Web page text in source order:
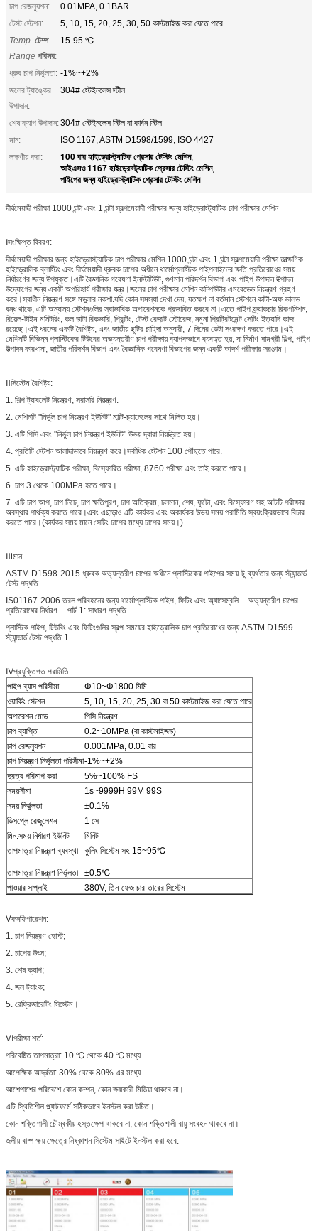
চাপ রেজল্যুশন:
0.01MPA, 0.1BAR
টেস্ট স্টেশন:
5, 10, 15, 20, 25, 30, 50 কাস্টমাইজ করা যেতে পারে
Temp. টেম্প
Range পরিসর:
15-95 ℃
ধ্রুব চাপ নির্ভুলতা: -1%~+2%
জলের ট্যাঙ্কের
উপাদান:
304# স্টেইনলেস স্টীল
শেষ ক্যাপ উপাদান:304# স্টেইনলেস স্টিল বা কার্বন স্টিল
মান:
ISO 1167, ASTM D1598/1599, ISO 4427
লক্ষণীয় করা:
100 বার হাইড্রোস্ট্যাটিক প্রেসার টেস্টিং মেশিন,
আইএসও 1167 হাইড্রোস্ট্যাটিক প্রেসার টেস্টিং মেশিন,
পাইপের জন্য হাইড্রোস্ট্যাটিক প্রেসার টেস্টিং মেশিন
দীর্ঘমেয়াদী পরীক্ষা 1000 ঘন্টা এবং 1 ঘন্টা স্বল্পমেয়াদী পরীক্ষার জন্য হাইড্রোস্ট্যাটিক চাপ পরীক্ষার মেশিন
Ⅰসংক্ষিপ্ত বিবরণ:
দীর্ঘমেয়াদী পরীক্ষার জন্য হাইড্রোস্ট্যাটিক চাপ পরীক্ষার মেশিন 1000 ঘন্টা এবং 1 ঘন্টা স্বল্পমেয়াদী পরীক্ষা তাত্ক্ষণিক
হাইড্রোলিক ব্লাস্টিং এবং দীর্ঘমেয়াদী ধ্রুবক চাপের অধীনে থার্মোপ্লাস্টিক পাইপলাইনের ক্ষতি প্রতিরোধের সময়
নির্ধারণের জন্য উপযুক্ত।এটি বৈজ্ঞানিক গবেষণা ইনস্টিটিউট, গুণমান পরিদর্শন বিভাগ এবং পাইপ উপাদান উত্পাদন
উদ্যোগের জন্য একটি অপরিহার্য পরীক্ষার যন্ত্র।জলের চাপ পরীক্ষার মেশিন কম্পিউটার এমবেডেড নিয়ন্ত্রণ গ্রহণ
করে।স্বাধীন নিয়ন্ত্রণ সঙ্গে মডুলার নকশা.যদি কোন সমস্যা দেখা দেয়, যতক্ষণ না বর্তমান স্টেশনে কাটা-অফ ভালভ
বন্ধ থাকে, এটি অন্যান্য স্টেশনগুলির স্বাভাবিক অপারেশনকে প্রভাবিত করবে না।এতে পাইপ ফ্র্যাকচার রিকগনিশন,
রিয়েল-টাইম মনিটরিং, কল ডাটা রিকভারি, প্রিন্টিং, টেস্ট রেজাল্ট স্টোরেজ, নমুনা প্রিট্রিটমেন্ট সেটিং ইত্যাদি কাজ
রয়েছে।এই ধরনের একটি বৈশিষ্ট্য, এবং জাতীয় ছুটির চাহিদা অনুযায়ী, 7 দিনের ডেটা সংরক্ষণ করতে পারে।এই
মেশিনটি বিভিন্ন প্লাস্টিকের টিউবের অভ্যন্তরীণ চাপ পরীক্ষায় ব্যাপকভাবে ব্যবহৃত হয়, যা নির্মাণ সামগ্রী শিল্প, পাইপ
উত্পাদন কারখানা, জাতীয় পরিদর্শন বিভাগ এবং বৈজ্ঞানিক গবেষণা বিভাগের জন্য একটি আদর্শ পরীক্ষার সরঞ্জাম।
Ⅱসিস্টেম বৈশিষ্ট্য:
1. শিল্প ট্যাবলেট নিয়ন্ত্রণ, সরাসরি নিয়ন্ত্রণ.
2. মেশিনটি "নির্ভুল চাপ নিয়ন্ত্রণ ইউনিট" মাল্টি-চ্যানেলের সাথে মিলিত হয়।
3. এটি পিসি এবং "নির্ভুল চাপ নিয়ন্ত্রণ ইউনিট" উভয় দ্বারা নিয়ন্ত্রিত হয়।
4. প্রতিটি স্টেশন আলাদাভাবে নিয়ন্ত্রণ করে।সর্বাধিক স্টেশন 100 পৌঁছতে পারে.
5. এটি হাইড্রোস্ট্যাটিক পরীক্ষা, বিস্ফোরিত পরীক্ষা, 8760 পরীক্ষা এবং তাই করতে পারে।
6. চাপ 3 থেকে 100MPa হতে পারে।
7. এটি চাপ আপ, চাপ নিচে, চাপ ক্ষতিপূরণ, চাপ অতিক্রম, চলমান, শেষ, ফুটো, এবং বিস্ফোরণ সহ আটটি পরীক্ষার
অবস্থার পার্থক্য করতে পারে।এবং এছাড়াও এটি কার্যকর এবং অকার্যকর উভয় সময় পরামিতি স্বয়ংক্রিয়ভাবে বিচার
করতে পারে।(কার্যকর সময় মানে সেটিং চাপের মধ্যে চাপের সময়।)
Ⅲমান
ASTM D1598-2015 ধ্রুবক অভ্যন্তরীণ চাপের অধীনে প্লাস্টিকের পাইপের সময়-টু-ব্যর্থতার জন্য স্ট্যান্ডার্ড
টেস্ট পদ্ধতি
IS01167-2006 তরল পরিবহনের জন্য থার্মোপ্লাস্টিক পাইপ, ফিটিং এবং অ্যাসেম্বলি -- অভ্যন্তরীণ চাপের
প্রতিরোধের নির্ধারণ -- পার্ট 1: সাধারণ পদ্ধতি
প্লাস্টিক পাইপ, টিউবিং এবং ফিটিংগুলির স্বল্প-সময়ের হাইড্রোলিক চাপ প্রতিরোধের জন্য ASTM D1599
স্ট্যান্ডার্ড টেস্ট পদ্ধতি 1
Ⅳপ্রযুক্তিগত পরামিতি:
পাইপ ব্যাস পরিসীমা
Φ10~Φ1800 মিমি
ওয়ার্কিং স্টেশন
5, 10, 15, 20, 25, 30 বা 50 কাস্টমাইজ করা যেতে পারে
অপারেশন মোড
পিসি নিয়ন্ত্রণ
চাপ ব্যাপ্তি
0.2~10MPa (বা কাস্টমাইজড)
চাপ রেজল্যুশন
0.001MPa, 0.01 বার
চাপ নিয়ন্ত্রণ নির্ভুলতা পরিসীমা-1%~+2%
দুরত্ব পরিমাপ করা
5%~100% FS
সময়সীমা
1s~9999H 99M 99S
সময় নির্ভুলতা
±0.1%
ডিসপ্লে রেজুলেশন
1 সে
মিন.সময় নির্ধারণ ইউনিট
মিনিট
তাপমাত্রা নিয়ন্ত্রণ ব্যবস্থা
কুলিং সিস্টেম সহ 15~95℃
তাপমাত্রা নিয়ন্ত্রণ নির্ভুলতা
±0.5℃
পাওয়ার সাপ্লাই
380V, তিন-ফেজ চার-তারের সিস্টেম
Ⅴকনফিগারেশন:
1. চাপ নিয়ন্ত্রণ হোস্ট;
2. চাপের উৎস;
3. শেষ ক্যাপ;
4. জল ট্যাংক;
5. রেফ্রিজারেটিং সিস্টেম।
Ⅵপরীক্ষা শর্ত:
পরিবেষ্টিত তাপমাত্রা: 10 ℃ থেকে 40 ℃ মধ্যে
আপেক্ষিক আর্দ্রতা: 30% থেকে 80% এর মধ্যে
আশেপাশের পরিবেশে কোন কম্পন, কোন ক্ষয়কারী মিডিয়া থাকবে না।
এটি স্থিতিশীল প্ল্যাটফর্মে সঠিকভাবে ইনস্টল করা উচিত।
কোন শক্তিশালী চৌম্বকীয় হস্তক্ষেপ থাকবে না, কোন শক্তিশালী বায়ু সংবহন থাকবে না।
জলীয় বাষ্প ক্ষয় ক্ষেত্রে নিষ্কাশন সিস্টেম সাইটে ইনস্টল করা হবে.